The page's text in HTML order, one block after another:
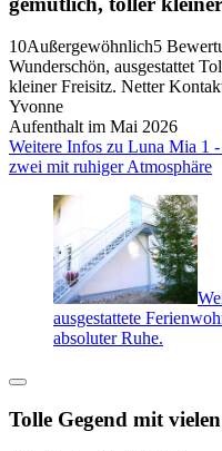
10Außergewöhnlich5
Wunderschön, ausgestattet
kleiner Freisitz. Netter
Yvonne
Aufenthalt im Mai 2026
Weitere Infos zu Luna Mia 1
zwei mit ruhiger Atmosphäre
ausgestattete
absoluter Ruhe.
Tolle Gegend mit vielen